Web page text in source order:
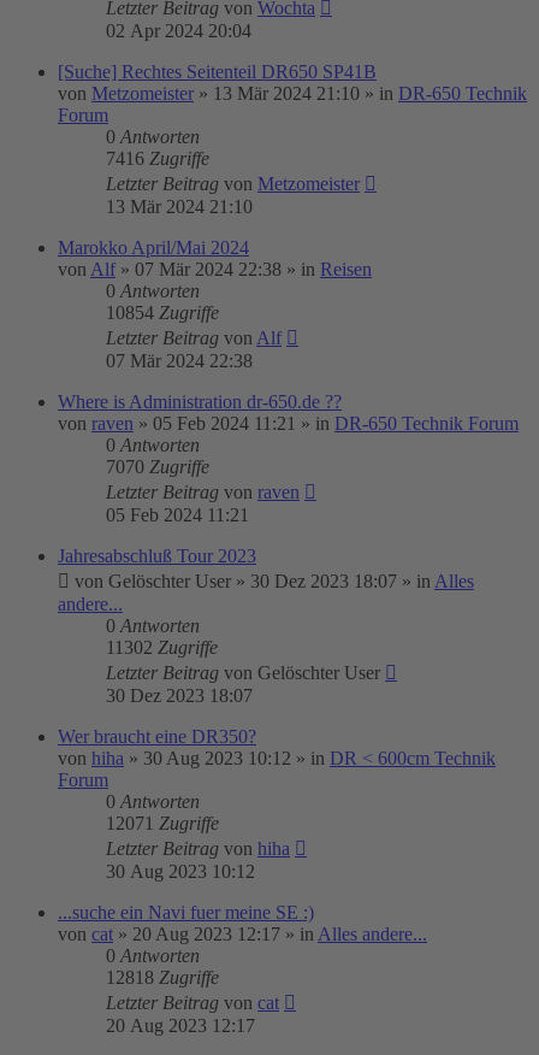
Letzter Beitrag von Wochta
02 Apr 2024 20:04
[Suche] Rechtes Seitenteil DR650 SP41B
von Metzomeister » 13 Mär 2024 21:10 » in DR-650 Technik
Forum
0 Antworten
7416 Zugriffe
Letzter Beitrag von Metzomeister
13 Mär 2024 21:10
Marokko April/Mai 2024
von Alf » 07 Mär 2024 22:38 » in Reisen
0 Antworten
10854 Zugriffe
Letzter Beitrag von Alf
07 Mär 2024 22:38
Where is Administration dr-650.de ??
von raven » 05 Feb 2024 11:21 » in DR-650 Technik Forum
0 Antworten
7070 Zugriffe
Letzter Beitrag von raven
05 Feb 2024 11:21
Jahresabschluß Tour 2023
von Gelöschter User » 30 Dez 2023 18:07 » in Alles
andere...
0 Antworten
11302 Zugriffe
Letzter Beitrag von Gelöschter User
30 Dez 2023 18:07
Wer braucht eine DR350?
von hiha » 30 Aug 2023 10:12 » in DR < 600cm Technik
Forum
0 Antworten
12071 Zugriffe
Letzter Beitrag von hiha
30 Aug 2023 10:12
...suche ein Navi fuer meine SE :)
von cat » 20 Aug 2023 12:17 » in Alles andere...
0 Antworten
12818 Zugriffe
Letzter Beitrag von cat
20 Aug 2023 12:17